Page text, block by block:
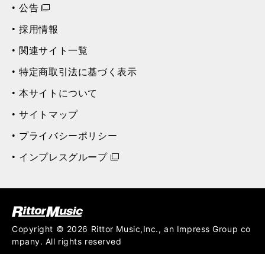
公告
採用情報
関連サイト一覧
特定商取引法に基づく表示
本サイトについて
サイトマップ
プライバシーポリシー
インプレスグループ
ジック (Rittor Musi
Copyright © 2026 Rittor Music,Inc., an Impress Group co
mpany. All rights reserved